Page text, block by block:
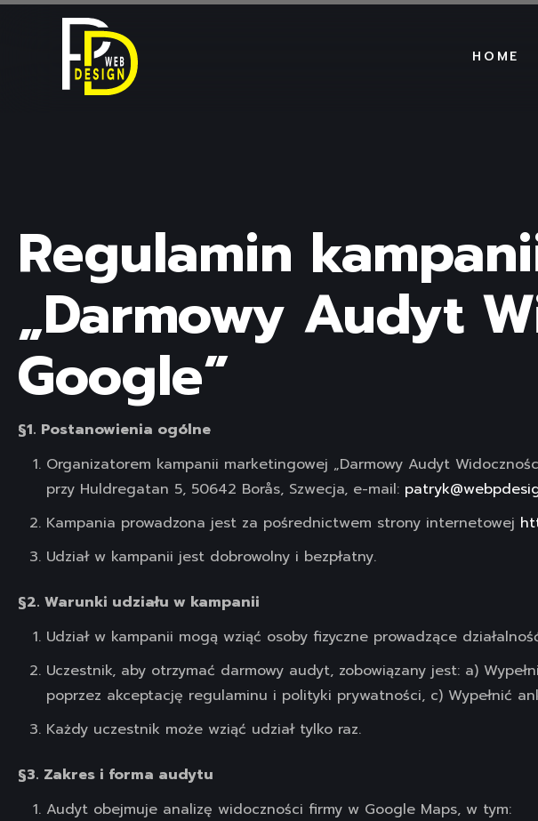
HOME
Regulamin
„Darmowy Audyt
Google”
§1. Postanowienia ogólne
Organizatorem kampanii marketingowej „Darmowy Audyt
przy Huldregatan 5, 50642 Borås, Szwecja, e-mail:
Kampania prowadzona jest za pośrednictwem strony internetowej
Udział w kampanii jest dobrowolny i bezpłatny.
§2. Warunki udziału w kampanii
Udział w kampanii mogą wziąć osoby fizyczne prowadzące
Uczestnik, aby otrzymać darmowy audyt, zobowiązany jest: a)
poprzez akceptację regulaminu i polityki prywatności, c) Wypełnić
Każdy uczestnik może wziąć udział tylko raz.
§3. Zakres i forma audytu
Audyt obejmuje analizę widoczności firmy w Google Maps, w tym: